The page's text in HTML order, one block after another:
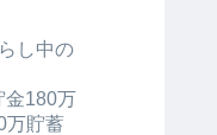
し中の
金180万
万貯蓄